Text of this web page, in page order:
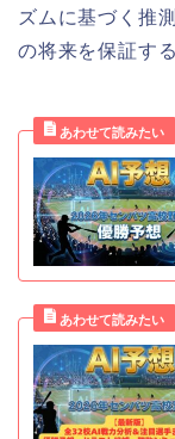
ズムに基づく推
の将来を保証す